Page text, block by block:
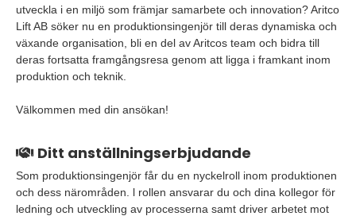
utveckla i en miljö som främjar samarbete och innovation? Aritco
Lift AB söker nu en produktionsingenjör till deras dynamiska och
växande organisation, bli en del av Aritcos team och bidra till
deras fortsatta framgångsresa genom att ligga i framkant inom
produktion och teknik.
Välkommen med din ansökan!
Ditt anställningserbjudande
Som produktionsingenjör får du en nyckelroll inom produktionen
och dess närområden. l rollen ansvarar du och dina kollegor för
ledning och utveckling av processerna samt driver arbetet mot